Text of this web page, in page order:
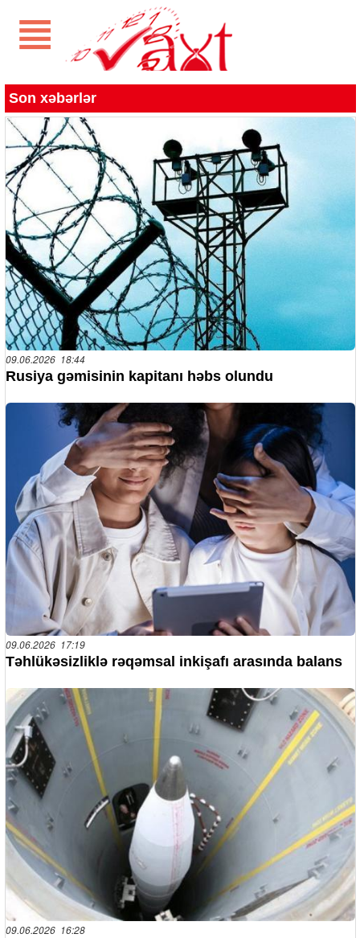
Son xəbərlər
09.06.2026 18:44
Rusiya gəmisinin kapitanı həbs olundu
09.06.2026 17:19
Təhlükəsizliklə rəqəmsal inkişafı arasında balans
09.06.2026 16:28